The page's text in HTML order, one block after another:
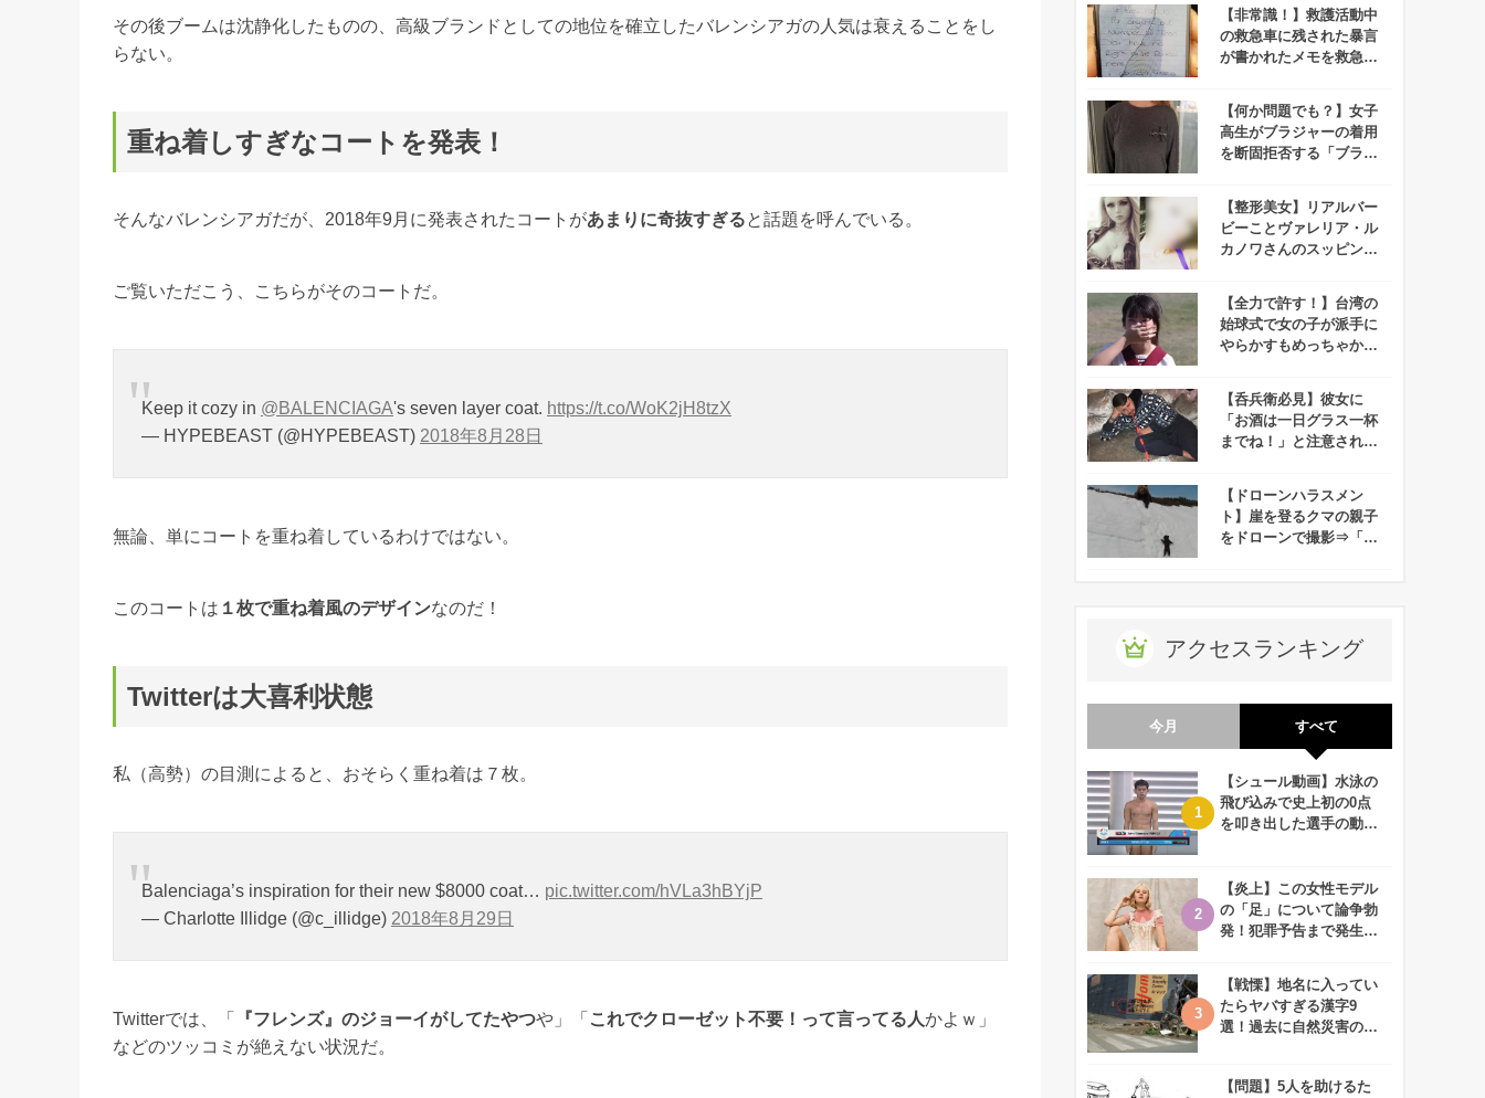
その後ブームは沈静化したものの、高級ブランドとしての地位を確立したバレンシアガの人気は衰えることをし
らない。
重ね着しすぎなコートを発表！
そんなバレンシアガだが、2018年9月に発表されたコートがあまりに奇抜すぎると話題を呼んでいる。
ご覧いただこう、こちらがそのコートだ。
Keep it cozy in @BALENCIAGA's seven layer coat. https://t.co/WoK2jH8tzX
— HYPEBEAST (@HYPEBEAST) 2018年8月28日
無論、単にコートを重ね着しているわけではない。
このコートは １枚で重ね着風のデザインなのだ！
Twitterは大喜利状態
私（高勢）の目測によると、おそらく重ね着は７枚。
Balenciaga’s inspiration for their new $8000 coat… pic.twitter.com/hVLa3hBYjP
— Charlotte Illidge (@c_illidge) 2018年8月29日
Twitterでは、「 『フレンズ』のジョーイがしてたやつや」「 これでクローゼット不要！って言ってる人かよｗ」
などのツッコミが絶えない状況だ。
【非常識！】救護活動中
の救急車に残された暴言
が書かれたメモを救急隊
ハで逮捕される！
【何か問題でも？】女子
高生がブラジャーの着用
を断固拒否する「ブラコ
【整形美女】リアルバー
ビーことヴァレリア・ル
カノワさんのスッピンが
けの皮を剥ぐつもりで見
てみたぞ！
【全力で許す！】台湾の
始球式で女の子が派手に
やらかすもめっちゃかわ
【呑兵衛必見】彼女に
「お酒は一日グラス一杯
までね！」と注意された
とんちを利かせる！
【ドローンハラスメン
ト】崖を登るクマの親子
をドローンで撮影⇒「ク
アクセスランキング
今月 すべて
【シュール動画】水泳の
飛び込みで史上初の0点
を叩き出した選手の動画
【炎上】この女性モデル
の「足」について論争勃
発！犯罪予告まで発生す
【戦慄】地名に入ってい
たらヤバすぎる漢字9
選！過去に自然災害の歴
【問題】5人を助けるた